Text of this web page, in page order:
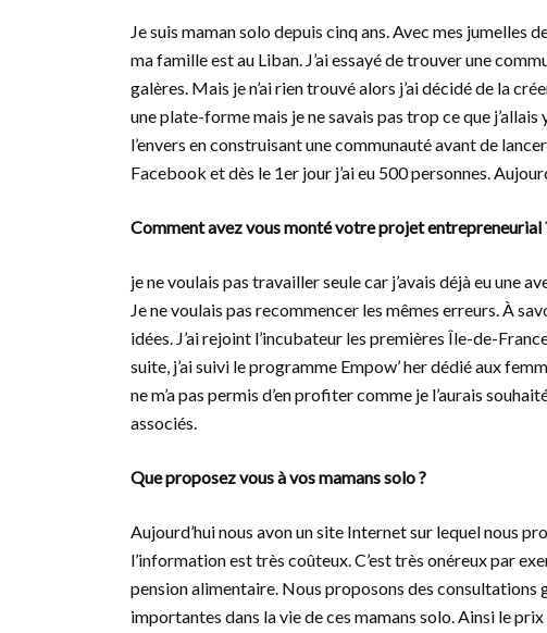
Je suis maman solo depuis cinq ans. Avec mes jumelles
ma famille est au Liban. J’ai essayé de trouver une
galères. Mais je n’ai rien trouvé alors j’ai décidé de la
une plate-forme mais je ne savais pas trop ce que
l’envers en construisant une communauté avant de
Facebook et dès le 1er jour j’ai eu 500 personnes.
Comment avez vous monté votre projet entrepreneurial
je ne voulais pas travailler seule car j’avais déjà eu une
Je ne voulais pas recommencer les mêmes erreurs. À
idées. J’ai rejoint l’incubateur les premières Île-de-
suite, j’ai suivi le programme Empow’ her dédié aux
ne m’a pas permis d’en profiter comme je l’aurais
associés.
Que proposez vous à vos mamans solo ?
Aujourd’hui nous avon un site Internet sur lequel nous
l’information est très coûteux. C’est très onéreux par
pension alimentaire. Nous proposons des consultations
importantes dans la vie de ces mamans solo. Ainsi le